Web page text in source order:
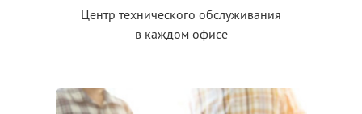
Центр технического обслуживания
в каждом офисе